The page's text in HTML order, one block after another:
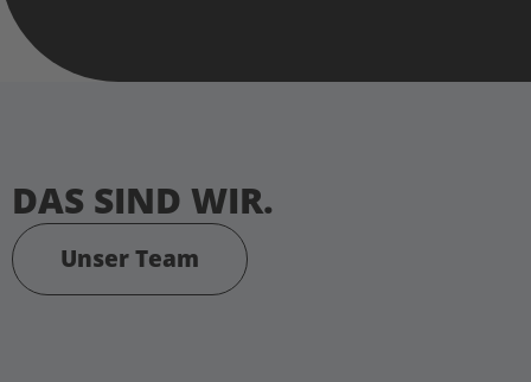
DAS SIND WIR.
Unser Team